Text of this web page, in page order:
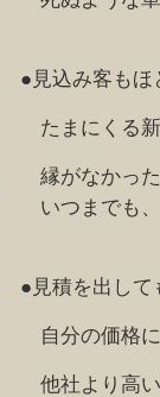
●見込み客もほ
たまにくる新
縁がなかった
いつまでも、
●見積を出して
自分の価格に
他社より高い